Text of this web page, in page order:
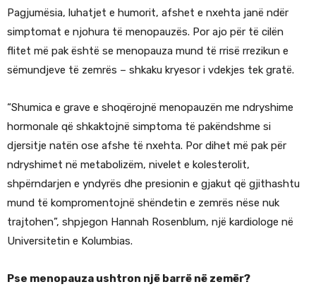
Pagjumësia, luhatjet e humorit, afshet e nxehta janë ndër
simptomat e njohura të menopauzës. Por ajo për të cilën
flitet më pak është se menopauza mund të rrisë rrezikun e
sëmundjeve të zemrës – shkaku kryesor i vdekjes tek gratë.
“Shumica e grave e shoqërojnë menopauzën me ndryshime
hormonale që shkaktojnë simptoma të pakëndshme si
djersitje natën ose afshe të nxehta. Por dihet më pak për
ndryshimet në metabolizëm, nivelet e kolesterolit,
shpërndarjen e yndyrës dhe presionin e gjakut që gjithashtu
mund të kompromentojnë shëndetin e zemrës nëse nuk
trajtohen”, shpjegon Hannah Rosenblum, një kardiologe në
Universitetin e Kolumbias.
Pse menopauza ushtron një barrë në zemër?